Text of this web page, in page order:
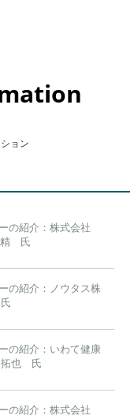
ョン
の紹介：株式会社
氏
の紹介：ノウタス株
の紹介：いわて健康
拓也 氏
の紹介：株式会社